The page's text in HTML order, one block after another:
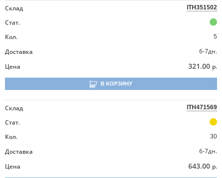
Склад ITH351502
Стат.
Кол.
5
Доставка
6-7дн.
Цена
321.00 р.
В КОРЗИНУ
Склад ITH471569
Стат.
Кол.
30
Доставка
6-7дн.
Цена
643.00 р.